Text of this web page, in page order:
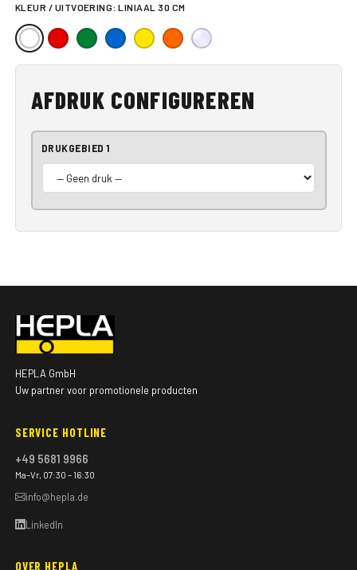
KLEUR / UITVOERING:LINIAAL 30 CM
AFDRUK CONFIGUREREN
DRUKGEBIED 1
HEPLA GmbH
Uw partner voor promotionele producten
SERVICE HOTLINE
+49 5681 9966
Ma–Vr, 07:30 – 16:30
info@hepla.de
LinkedIn
OVER HEPLA